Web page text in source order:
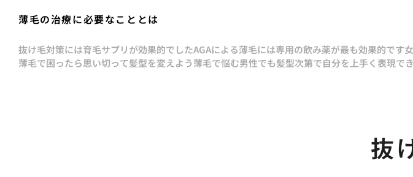
薄毛の治療に必要なこととは
抜け毛対策には育毛サプリが効果的でしたAGAによる薄毛には専用の飲み薬が最も効果的です
薄毛で困ったら思い切って髪型を変えよう薄毛で悩む男性でも髪型次第で自分を上手く表現で
抜